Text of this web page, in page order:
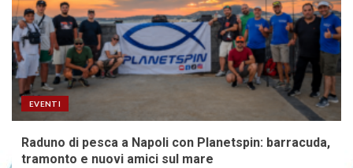
EVENTI
Raduno di pesca a Napoli con Planetspin: barracuda,
tramonto e nuovi amici sul mare